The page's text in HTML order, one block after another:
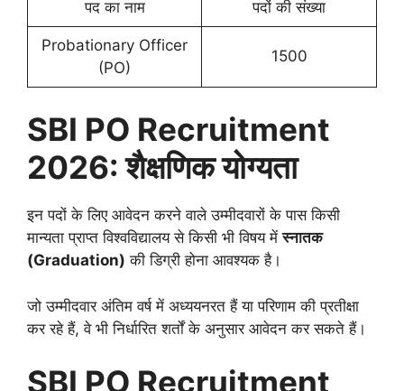
पद का नाम पदों की संख्या
Probationary Officer
(PO)
1500
SBI PO Recruitment
2026: शैक्षणिक योग्यता
इन पदों के लिए आवेदन करने वाले उम्मीदवारों के पास किसी
मान्यता प्राप्त विश्वविद्यालय से किसी भी विषय मेंस्नातक
(Graduation) की डिग्री होना आवश्यक है।
जो उम्मीदवार अंतिम वर्ष में अध्ययनरत हैं या परिणाम की प्रतीक्षा
कर रहे हैं, वे भी निर्धारित शर्तों के अनुसार आवेदन कर सकते हैं।
SBI PO Recruitment